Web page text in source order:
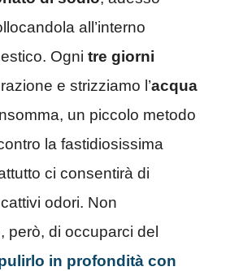
all’interno
Ogni tre giorni
e strizziamo l’acqua
un piccolo metodo
la fastidiosissima
ci consentirà di
odori. Non
però, di occuparci del
in profondità con